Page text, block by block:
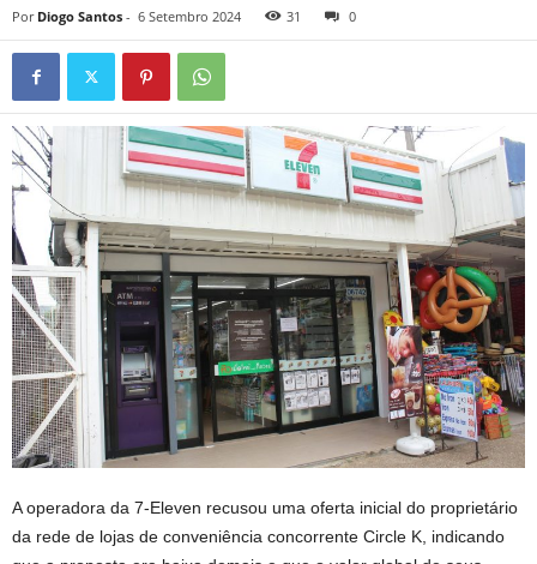
Por Diogo Santos - 6 Setembro 2024 31 0
A operadora da 7-Eleven recusou uma oferta inicial do proprietário
da rede de lojas de conveniência concorrente Circle K, indicando